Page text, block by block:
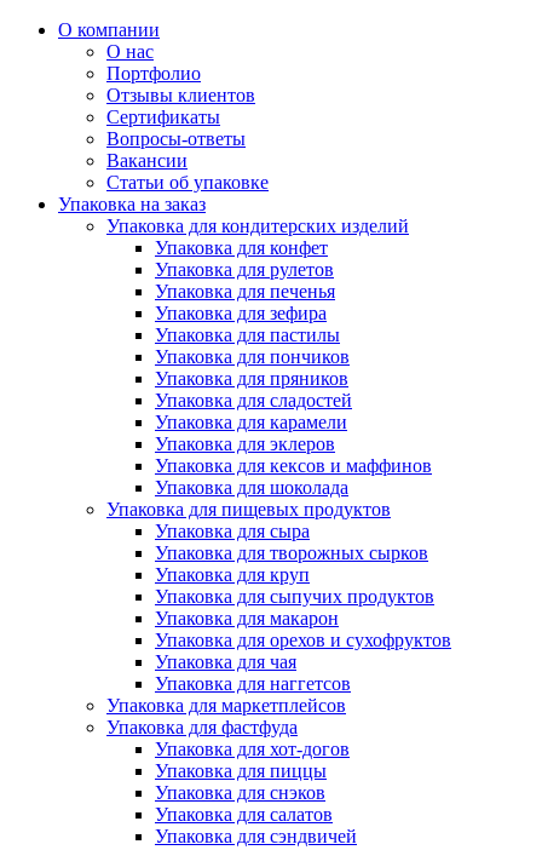
О компании
О нас
Портфолио
Отзывы клиентов
Сертификаты
Вопросы-ответы
Вакансии
Статьи об упаковке
Упаковка на заказ
Упаковка для кондитерских изделий
Упаковка для конфет
Упаковка для рулетов
Упаковка для печенья
Упаковка для зефира
Упаковка для пастилы
Упаковка для пончиков
Упаковка для пряников
Упаковка для сладостей
Упаковка для карамели
Упаковка для эклеров
Упаковка для кексов и маффинов
Упаковка для шоколада
Упаковка для пищевых продуктов
Упаковка для сыра
Упаковка для творожных сырков
Упаковка для круп
Упаковка для сыпучих продуктов
Упаковка для макарон
Упаковка для орехов и сухофруктов
Упаковка для чая
Упаковка для наггетсов
Упаковка для маркетплейсов
Упаковка для фастфуда
Упаковка для хот-догов
Упаковка для пиццы
Упаковка для снэков
Упаковка для салатов
Упаковка для сэндвичей